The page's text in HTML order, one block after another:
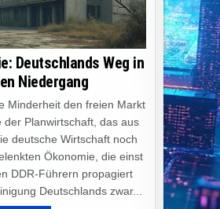
Deutschlands Weg in
Niedergang
den freien Markt
Planwirtschaft, das aus
deutsche Wirtschaft noch
Ökonomie, die einst
DDR-Führern propagiert
Deutschlands zwar...